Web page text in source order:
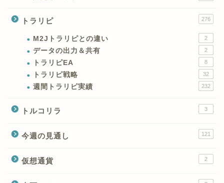
トラリピ 276
M2Jトラリピとの違い 2
データの出力＆共有 2
トラリピEA 8
トラリピ戦略 32
週間トラリピ実績 232
トルコリラ 3
今週の見通し 121
仮想通貨 2